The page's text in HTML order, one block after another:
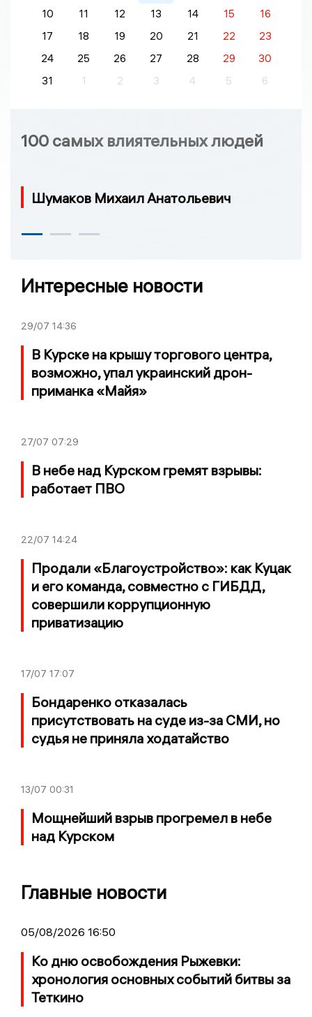
10
11 12 13 14 15
16
17
18 19 20 21 22
23
24
25 26 27 28 29
30
31
1 2 3 4 5 6
100 самых влиятельных людей
Шумаков Михаил Анатольевич
Интересные новости
29/07 14:36
В Курске на крышу торгового центра,
возможно, упал украинский дрон-
приманка «Майя»
27/07 07:29
В небе над Курском гремят взрывы:
работает ПВО
22/07 14:24
Продали «Благоустройство»: как Куцак
и его команда, совместно с ГИБДД,
совершили коррупционную
приватизацию
17/07 17:07
Бондаренко отказалась
присутствовать на суде из-за СМИ, но
судья не приняла ходатайство
13/07 00:31
Мощнейший взрыв прогремел в небе
над Курском
Главные новости
05/08/2026 16:50
Ко дню освобождения Рыжевки:
хронология основных событий битвы за
Теткино